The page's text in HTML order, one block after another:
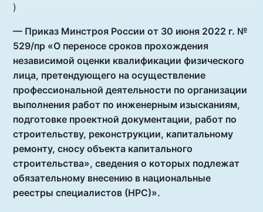
)
— Приказ Минстроя России от 30 июня 2022 г. №
529/пр «О переносе сроков прохождения
независимой оценки квалификации физического
лица, претендующего на осуществление
профессиональной деятельности по организации
выполнения работ по инженерным изысканиям,
подготовке проектной документации, работ по
строительству, реконструкции, капитальному
ремонту, сносу объекта капитального
строительства», сведения о которых подлежат
обязательному внесению в национальные
реестры специалистов (НРС)».